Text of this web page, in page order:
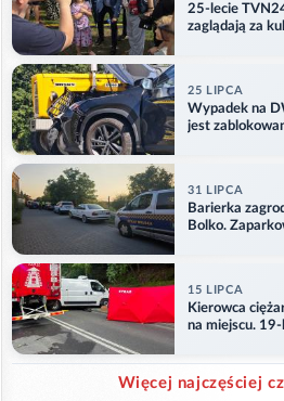
25-lecie
zaglądają za
25 LIPCA
Wypadek na
jest
31 LIPCA
Barierka
Bolko.
15 LIPCA
Kierowca
na miejscu.
Więcej najczęściej